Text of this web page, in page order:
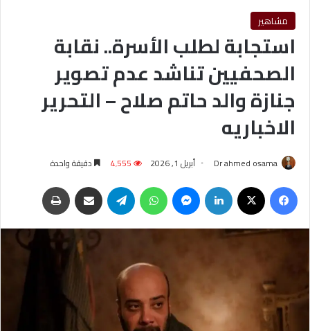
مشاهير
استجابة لطلب الأسرة.. نقابة
الصحفيين تناشد عدم تصوير
جنازة والد حاتم صلاح – التحرير
الاخباريه
Dr ahmed osama أبريل 1, 2026 4٬555 دقيقة واحدة